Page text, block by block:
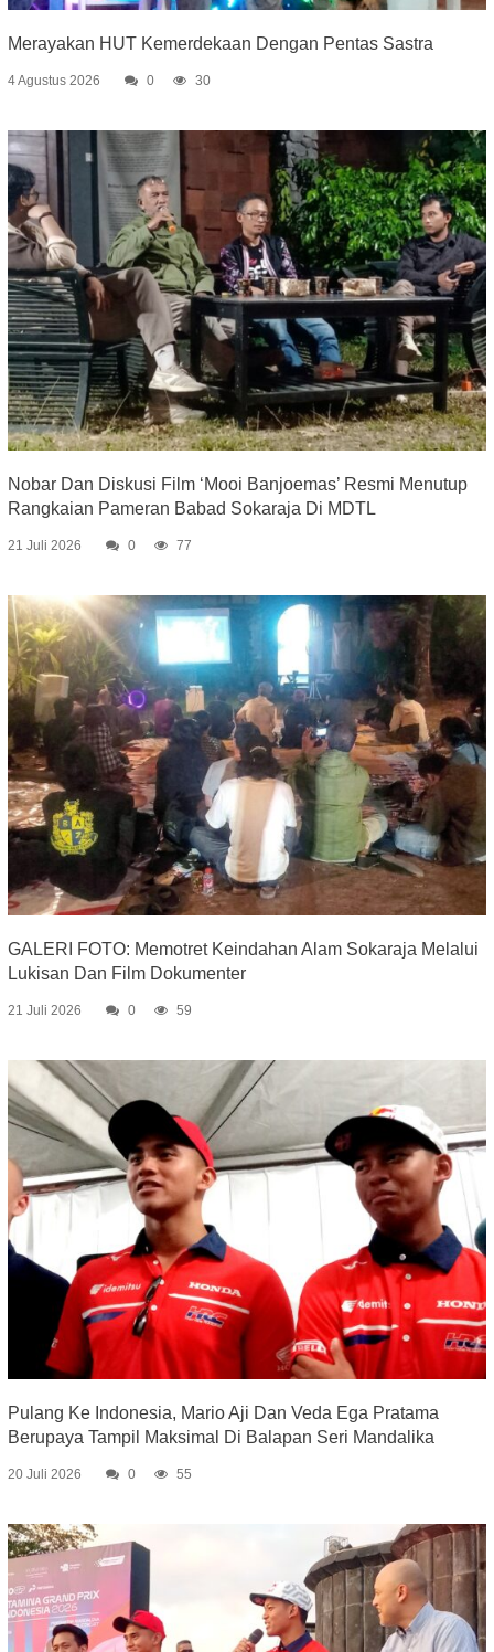
Merayakan HUT Kemerdekaan Dengan Pentas Sastra
4 Agustus 2026 0 30
Nobar Dan Diskusi Film ‘Mooi Banjoemas’ Resmi Menutup
Rangkaian Pameran Babad Sokaraja Di MDTL
21 Juli 2026 0 77
GALERI FOTO: Memotret Keindahan Alam Sokaraja Melalui
Lukisan Dan Film Dokumenter
21 Juli 2026 0 59
Pulang Ke Indonesia, Mario Aji Dan Veda Ega Pratama
Berupaya Tampil Maksimal Di Balapan Seri Mandalika
20 Juli 2026 0 55